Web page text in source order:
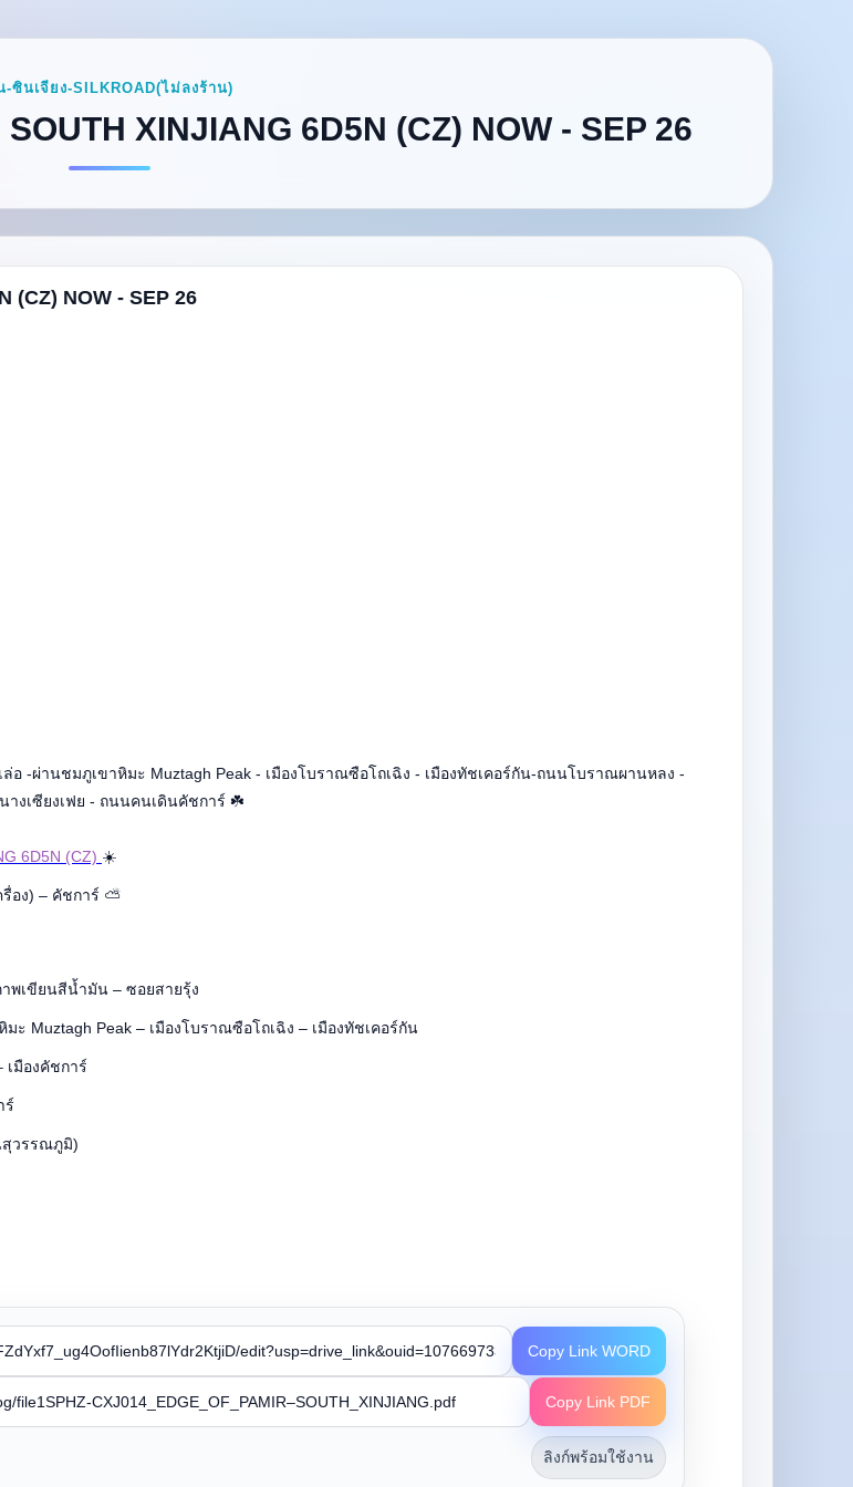
-ซินเจียง-SILKROAD(ไม่ลงร้าน)
XINJIANG 6D5N (CZ) NOW - SEP 26
(CZ) NOW - SEP 26
-ผ่านชมภูเขาหิมะ Muztagh Peak - เมืองโบราณซือโถเฉิง - เมืองทัชเคอร์กัน-ถนนโบราณผานหลง -
งเซียงเฟย - ถนนคนเดินคัชการ์ ☘️
6D5N (CZ) ☀️
อง) – คัชการ์ ⛅
าพเขียนสีน้ำมัน – ซอยสายรุ้ง
ะ Muztagh Peak – เมืองโบราณซือโถเฉิง – เมืองทัชเคอร์กัน
มืองคัชการ์
ร์
สุวรรณภูมิ)
Copy Link WORD
Copy Link PDF
ลิงก์พร้อมใช้งาน